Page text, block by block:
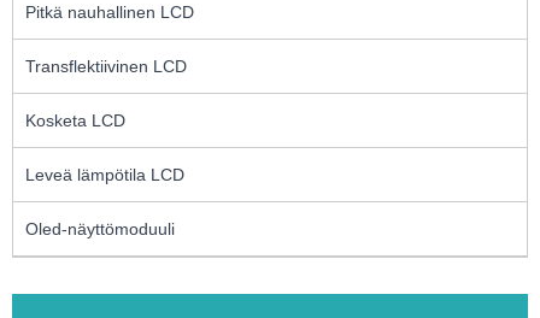
Pitkä nauhallinen LCD
Transflektiivinen LCD
Kosketa LCD
Leveä lämpötila LCD
Oled-näyttömoduuli